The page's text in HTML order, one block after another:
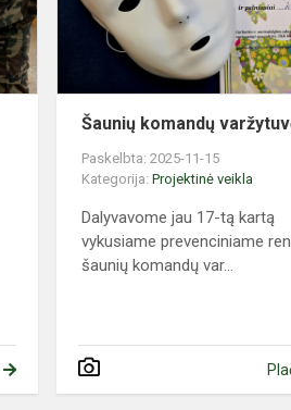
Šaunių komandų
Paskelbta: 2025-11-15
Kategorija:Projektinė veikla
Dalyvavome jau 17-tą kartą
vykusiame prevenciniame
šaunių komandų var...